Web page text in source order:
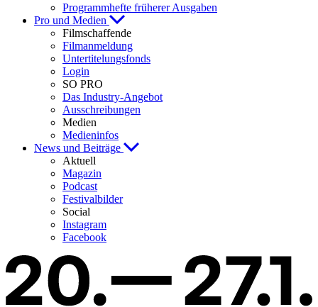
Programmhefte früherer Ausgaben
Pro und Medien
Filmschaffende
Filmanmeldung
Untertitelungsfonds
Login
SO PRO
Das Industry-Angebot
Ausschreibungen
Medien
Medieninfos
News und Beiträge
Aktuell
Magazin
Podcast
Festivalbilder
Social
Instagram
Facebook